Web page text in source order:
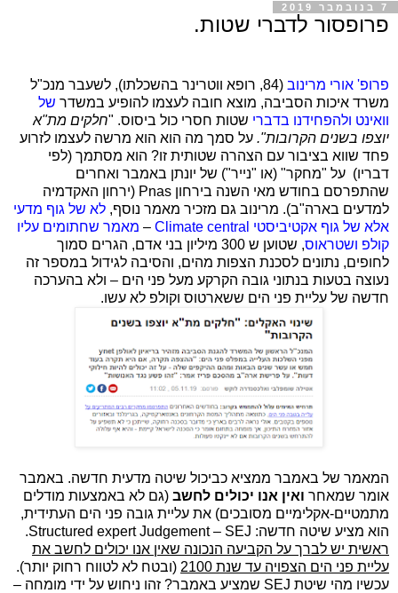
7 בנובמבר 2019
פרופסור לדברי שטות.
פרופ' אורי מרינוב
(84, רופא ווטרינר בהשכלתו), לשעבר מנכ"ל
משרד איכות הסביבה, מוצא חובה לעצמו להופיע במשדר של
וואינט ולהפחידנו בדברי שטות חסרי כול ביסוס. "חלקים מת"א
יוצפו בשנים הקרובות"
. על סמך מה הוא הוא מרשה לעצמו לזרוע
פחד שווא בציבור עם הצהרה שטותית זו? הוא מסתמך (לפי
דבריו) על "מחקר" (או "נייר") של יונתן באמבר ואחרים
שהתפרסם בחודש מאי השנה בירחון Pnas (ירחון האקדמיה
למדעים בארה"ב). מרינוב גם מזכיר מאמר נוסף, לא של גוף מדעי
אלא של גוף אקטיביסטי Climate central
– מאמר שחתומים עליו
קולפ ושטראוס
, שטוען ש 300 מיליון בני אדם, הגרים סמוך
לחופים, נתונים לסכנת הצפות מהים, והסיבה לגידול במספר זה
נעוצה בטעות בנתוני גובה הקרקע מעל פני הים – ולא בהערכה
חדשה של עליית פני הים ששארטוס וקולפ לא עשו.
המאמר של באמבר ממציא כביכול שיטה מדעית חדשה. באמבר
אומר שמאחר ואין אנו יכולים לחשב (גם לא באמצעות מודלים
מתמטיים-אקלימיים מסובכים) את עליית גובה פני הים העתידית,
הוא מציע שיטה חדשה: Structured expert Judgement – SEJ
.
ראשית יש לברך על הקביעה הנכונה שאין אנו יכולים לחשב את
עליית פני הים הצפויה עד שנת 2100
(ובטח לא לטווח רחוק יותר).
עכשיו מהי שיטת SEJ שמציע באמבר? זהו ניחוש על ידי מומחה –